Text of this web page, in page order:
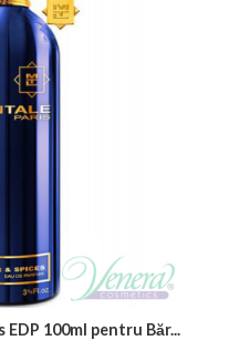
100ml pentru Băr...